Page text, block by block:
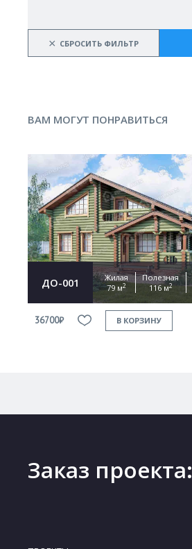
× СБРОСИТЬ ФИЛЬТР
ВАМ МОГУТ ПОНРАВИТЬСЯ
ДО-001
Жилая
79 м2
Полезная
116 м2
36700₽ В КОРЗИНУ
Заказ проекта: